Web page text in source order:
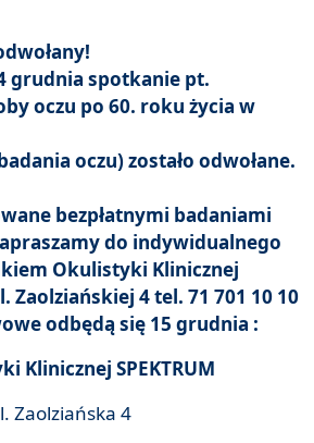
grudnia spotkanie pt.
oczu po 60. roku życia w
oczu) zostało odwołane.
bezpłatnymi badaniami
do indywidualnego
Okulistyki Klinicznej
Zaolziańskiej 4 tel. 71 701 10 10
odbędą się 15 grudnia :
Klinicznej SPEKTRUM
Zaolziańska 4